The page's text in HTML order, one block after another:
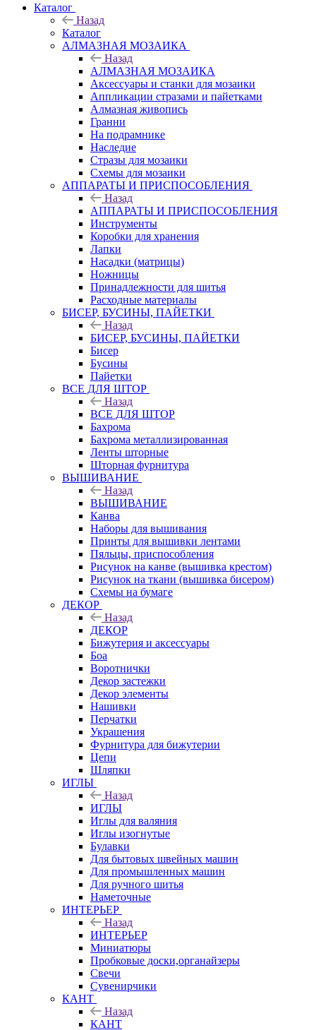
Каталог
Назад
Каталог
АЛМАЗНАЯ МОЗАИКА
Назад
АЛМАЗНАЯ МОЗАИКА
Аксессуары и станки для мозаики
Аппликации стразами и пайетками
Алмазная живопись
Гранни
На подрамнике
Наследие
Стразы для мозаики
Схемы для мозаики
АППАРАТЫ И ПРИСПОСОБЛЕНИЯ
Назад
АППАРАТЫ И ПРИСПОСОБЛЕНИЯ
Инструменты
Коробки для хранения
Лапки
Насадки (матрицы)
Ножницы
Принадлежности для шитья
Расходные материалы
БИСЕР, БУСИНЫ, ПАЙЕТКИ
Назад
БИСЕР, БУСИНЫ, ПАЙЕТКИ
Бисер
Бусины
Пайетки
ВСЕ ДЛЯ ШТОР
Назад
ВСЕ ДЛЯ ШТОР
Бахрома
Бахрома металлизированная
Ленты шторные
Шторная фурнитура
ВЫШИВАНИЕ
Назад
ВЫШИВАНИЕ
Канва
Наборы для вышивания
Принты для вышивки лентами
Пяльцы, приспособления
Рисунок на канве (вышивка крестом)
Рисунок на ткани (вышивка бисером)
Схемы на бумаге
ДЕКОР
Назад
ДЕКОР
Бижутерия и аксессуары
Боа
Воротнички
Декор застежки
Декор элементы
Нашивки
Перчатки
Украшения
Фурнитура для бижутерии
Цепи
Шляпки
ИГЛЫ
Назад
ИГЛЫ
Иглы для валяния
Иглы изогнутые
Булавки
Для бытовых швейных машин
Для промышленных машин
Для ручного шитья
Наметочные
ИНТЕРЬЕР
Назад
ИНТЕРЬЕР
Миниатюры
Пробковые доски,органайзеры
Свечи
Сувенирчики
КАНТ
Назад
КАНТ